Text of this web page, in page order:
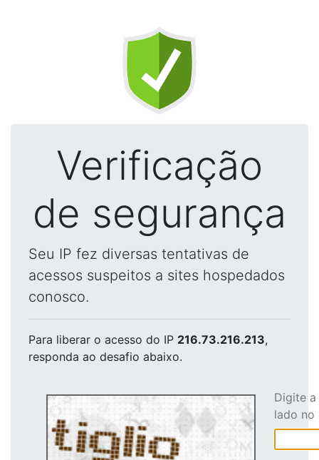
Verificação
de segurança
Seu IP fez diversas tentativas de
acessos suspeitos a sites hospedados
conosco.
Para liberar o acesso do IP 216.73.216.213,
responda ao desafio abaixo.
Digite
lado no